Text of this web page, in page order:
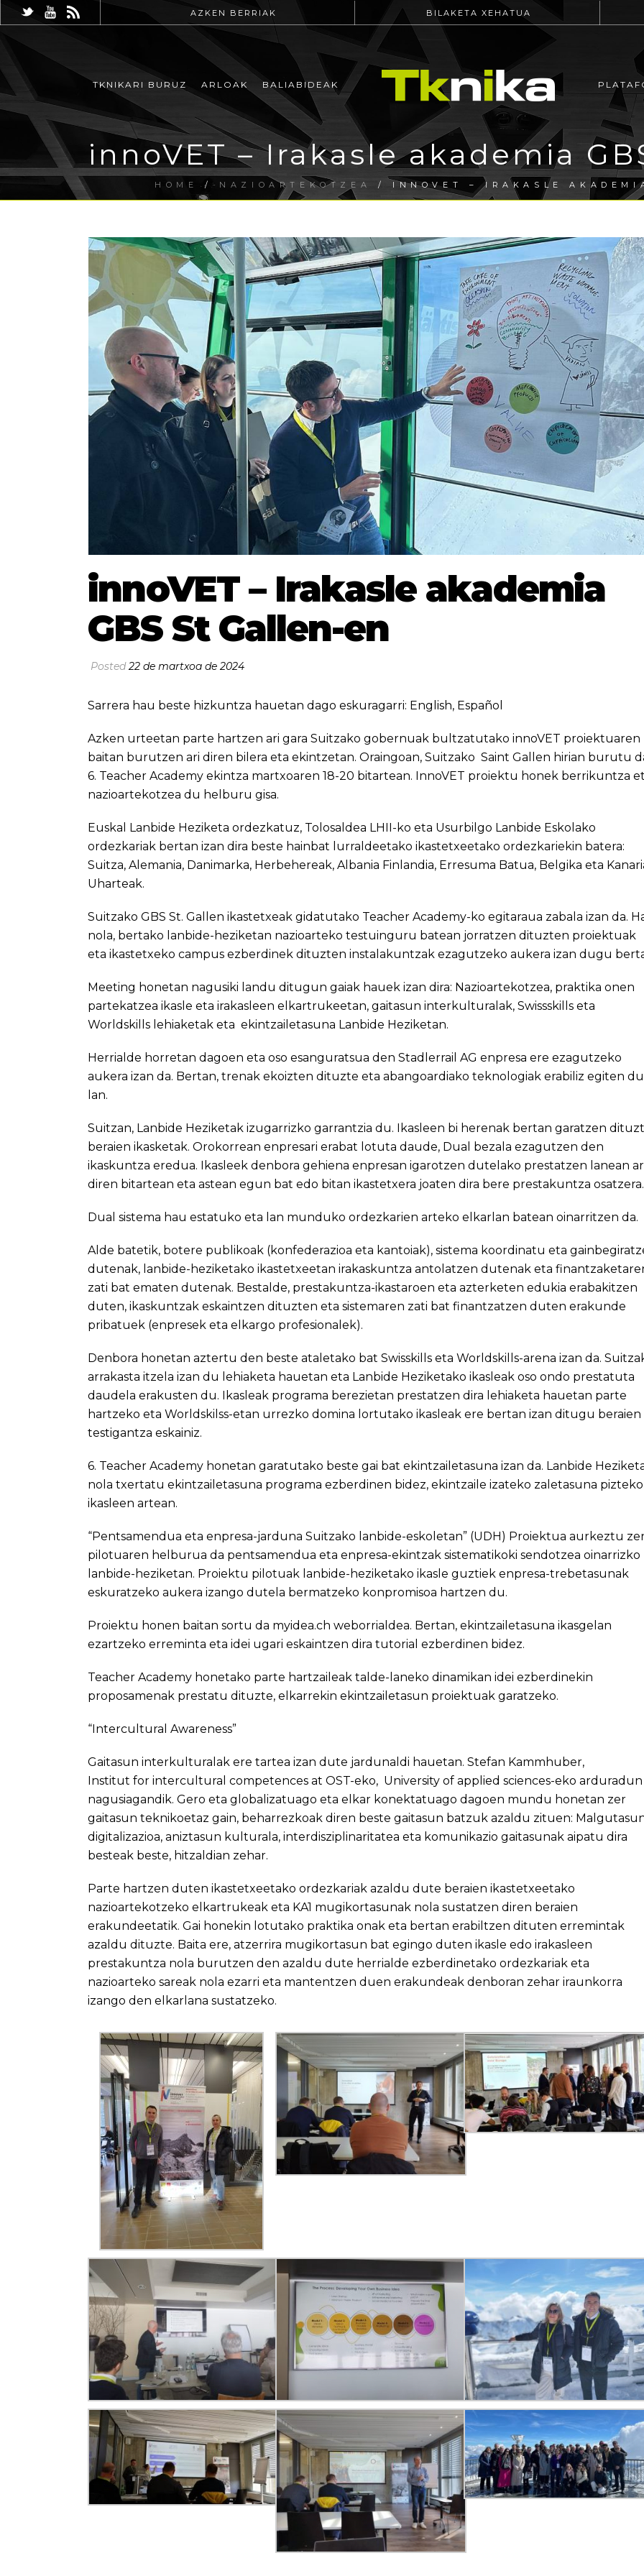
AZKEN BERRIAK BILAKETA XEHATUA
TKNIKARI BURUZ ARLOAK BALIABIDEAK
innoVET – Irakasle akademia
HOME / NAZIOARTEKOTZEA / INNOVET – IRAKASLE
innoVET – Irakasle akademia
GBS St Gallen-en
Posted22 de martxoa de 2024
Sarrera hau beste hizkuntza hauetan dago eskuragarri: English, Español
Azken urteetan parte hartzen ari gara Suitzako gobernuak bultzatutako innoVET proiektuaren
baitan burutzen ari diren bilera eta ekintzetan. Oraingoan, Suitzako Saint Gallen hirian burutu
6. Teacher Academy ekintza martxoaren 18-20 bitartean. InnoVET proiektu honek berrikuntza
nazioartekotzea du helburu gisa.
Euskal Lanbide Heziketa ordezkatuz, Tolosaldea LHII -ko eta Usurbilgo Lanbide Eskolako
ordezkariak bertan izan dira beste hainbat lurraldeetako ikastetxeetako ordezkariekin batera:
Suitza, Alemania, Danimarka, Herbehereak, Albania Finlandia, Erresuma Batua, Belgika eta
Uharteak.
Suitzako GBS St. Gallen ikastetxeak gidatutako Teacher Academy-ko egitaraua zabala izan da.
nola, bertako lanbide-heziketan nazioarteko testuinguru batean jorratzen dituzten proiektuak
eta ikastetxeko campus ezberdinek dituzten instalakuntzak ezagutzeko aukera izan dugu
Meeting honetan nagusiki landu ditugun gaiak hauek izan dira: Nazioartekotzea, praktika onen
partekatzea ikasle eta irakasleen elkartrukeetan, gaitasun interkulturalak, Swissskills eta
Worldskills lehiaketak eta ekintzailetasuna Lanbide Heziketan.
Herrialde horretan dagoen eta oso esanguratsua den Stadlerrail AG enpresa ere ezagutzeko
aukera izan da. Bertan, trenak ekoizten dituzte eta abangoardiako teknologiak erabiliz egiten
lan.
Suitzan, Lanbide Heziketak izugarrizko garrantzia du. Ikasleen bi herenak bertan garatzen
beraien ikasketak. Orokorrean enpresari erabat lotuta daude, Dual bezala ezagutzen den
ikaskuntza eredua. Ikasleek denbora gehiena enpresan igarotzen dutelako prestatzen lanean
diren bitartean eta astean egun bat edo bitan ikastetxera joaten dira bere prestakuntza osatzera.
Dual sistema hau estatuko eta lan munduko ordezkarien arteko elkarlan batean oinarritzen da.
Alde batetik, botere publikoak (konfederazioa eta kantoiak), sistema koordinatu eta
dutenak, lanbide-heziketako ikastetxeetan irakaskuntza antolatzen dutenak eta
zati bat ematen dutenak. Bestalde, prestakuntza-ikastaroen eta azterketen edukia erabakitzen
duten, ikaskuntzak eskaintzen dituzten eta sistemaren zati bat finantzatzen duten erakunde
pribatuek (enpresek eta elkargo profesionalek).
Denbora honetan aztertu den beste ataletako bat Swisskills eta Worldskills-arena izan da.
arrakasta itzela izan du lehiaketa hauetan eta Lanbide Heziketako ikasleak oso ondo prestatuta
daudela erakusten du. Ikasleak programa berezietan prestatzen dira lehiaketa hauetan parte
hartzeko eta Worldskilss-etan urrezko domina lortutako ikasleak ere bertan izan ditugu beraien
testigantza eskainiz.
6. Teacher Academy honetan garatutako beste gai bat ekintzailetasuna izan da. Lanbide
nola txertatu ekintzailetasuna programa ezberdinen bidez, ekintzaile izateko zaletasuna pizteko
ikasleen artean.
“Pentsamendua eta enpresa-jarduna Suitzako lanbide-eskoletan” (UDH) Proiektua aurkeztu
pilotuaren helburua da pentsamendua eta enpresa-ekintzak sistematikoki sendotzea oinarrizko
lanbide-heziketan. Proiektu pilotuak lanbide-heziketako ikasle guztiek enpresa-trebetasunak
eskuratzeko aukera izango dutela bermatzeko konpromisoa hartzen du.
Proiektu honen baitan sortu da myidea.ch weborrialdea. Bertan, ekintzailetasuna ikasgelan
ezartzeko erreminta eta idei ugari eskaintzen dira tutorial ezberdinen bidez.
Teacher Academy honetako parte hartzaileak talde-laneko dinamikan idei ezberdinekin
proposamenak prestatu dituzte, elkarrekin ekintzailetasun proiektuak garatzeko.
“Intercultural Awareness”
Gaitasun interkulturalak ere tartea izan dute jardunaldi hauetan. Stefan Kammhuber,
Institut for intercultural competences at OST-eko, University of applied sciences-eko arduradun
nagusiagandik. Gero eta globalizatuago eta elkar konektatuago dagoen mundu honetan zer
gaitasun teknikoetaz gain, beharrezkoak diren beste gaitasun batzuk azaldu zituen:
digitalizazioa, aniztasun kulturala, interdisziplinaritatea eta komunikazio gaitasunak aipatu dira
besteak beste, hitzaldian zehar.
Parte hartzen duten ikastetxeetako ordezkariak azaldu dute beraien ikastetxeetako
nazioartekotzeko elkartrukeak eta KA1 mugikortasunak nola sustatzen diren beraien
erakundeetatik. Gai honekin lotutako praktika onak eta bertan erabiltzen dituten erremintak
azaldu dituzte. Baita ere, atzerrira mugikortasun bat egingo duten ikasle edo irakasleen
prestakuntza nola burutzen den azaldu dute herrialde ezberdinetako ordezkariak eta
nazioarteko sareak nola ezarri eta mantentzen duen erakundeak denboran zehar iraunkorra
izango den elkarlana sustatzeko.